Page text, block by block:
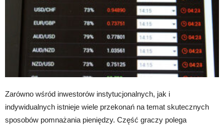
Zarówno wśród inwestorów instytucjonalnych, jak i
indywidualnych istnieje wiele przekonań na temat skutecznych
sposobów pomnażania pieniędzy. Część graczy polega